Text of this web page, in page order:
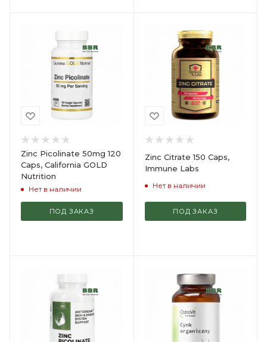
Zinc Picolinate 50mg 120
Caps, California GOLD
Nutrition
Нет в наличии
ПОД ЗАКАЗ
Zinc Citrate 150 Caps,
Immune Labs
Нет в наличии
ПОД ЗАКАЗ